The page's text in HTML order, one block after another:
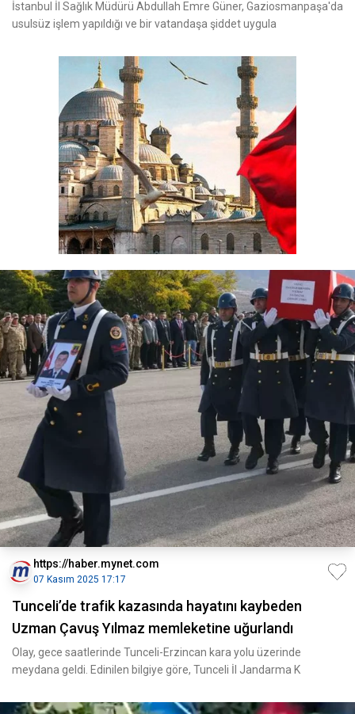
İstanbul İl Sağlık Müdürü Abdullah Emre Güner, Gaziosmanpaşa'da
usulsüz işlem yapıldığı ve bir vatandaşa şiddet uygula
https://haber.mynet.com
07 Kasım 2025 17:17
Tunceli’de trafik kazasında hayatını kaybeden
Uzman Çavuş Yılmaz memleketine uğurlandı
Olay, gece saatlerinde Tunceli-Erzincan kara yolu üzerinde
meydana geldi. Edinilen bilgiye göre, Tunceli İl Jandarma K